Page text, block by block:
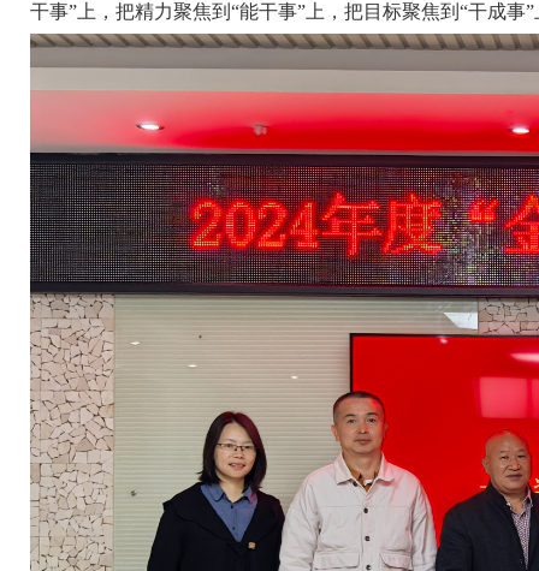
干事”上，把精力聚焦到“能干事”上，把目标聚焦到“干成